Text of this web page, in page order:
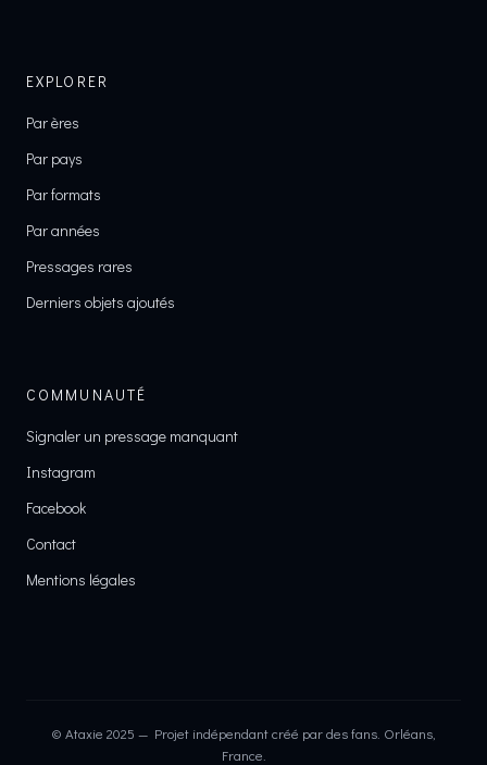
EXPLORER
Par ères
Par pays
Par formats
Par années
Pressages rares
Derniers objets ajoutés
COMMUNAUTÉ
Signaler un pressage manquant
Instagram
Facebook
Contact
Mentions légales
© Ataxie 2025 — Projet indépendant créé par des fans. Orléans,
France.